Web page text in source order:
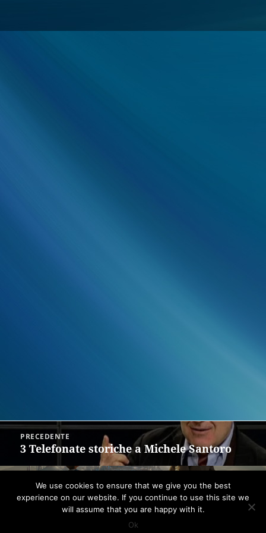
Navigazione
articoliPRECEDENTE
Articolo
precedente:
3 Telefonate storiche a Michele Santoro
SUCCESSIVO
Articolo
successivo:
1 Recensione di Tomorrowland
We use cookies to ensure that we give you the best
experience on our website. If you continue to use this site we
will assume that you are happy with it.
Ok